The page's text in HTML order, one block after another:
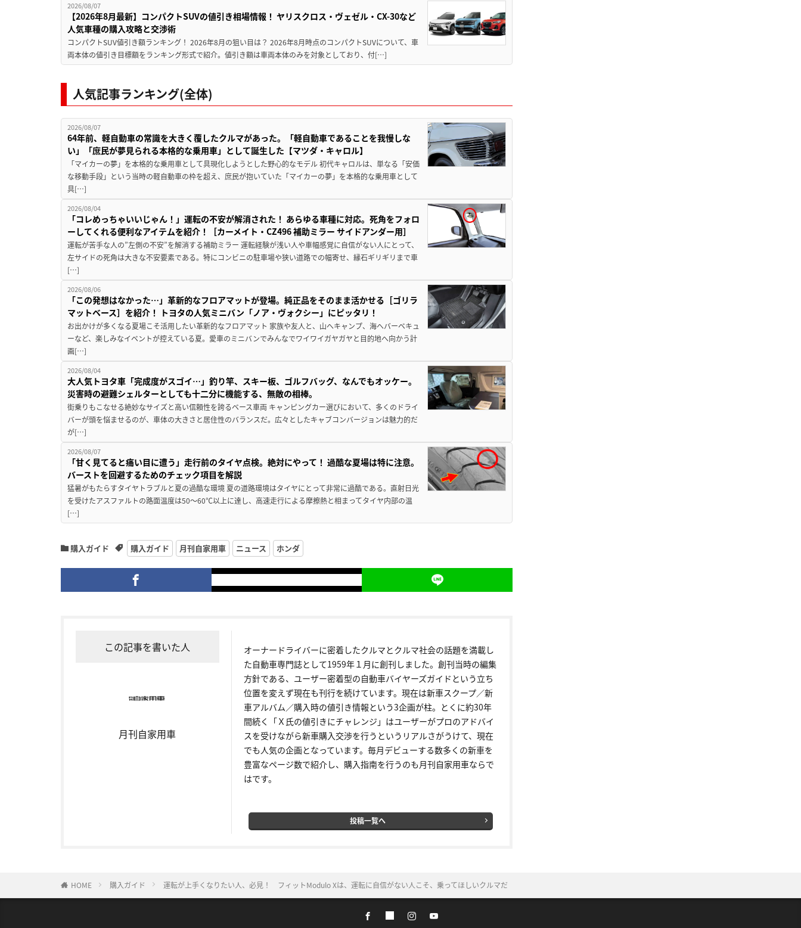
2026/08/07
【2026年8月最新】コンパクトSUVの値引き相場情報！ ヤリスクロス・ヴェゼル・CX-30など
人気車種の購入攻略と交渉術
コンパクトSUV値引き額ランキング！ 2026年8月の狙い目は？ 2026年8月時点のコンパクトSUVについて、車
両本体の値引き目標額をランキング形式で紹介。値引き額は車両本体のみを対象としており、付[…]
人気記事ランキング(全体)
2026/08/07
64年前、軽自動車の常識を大きく覆したクルマがあった。「軽自動車であることを我慢しな
い」「庶民が夢見られる本格的な乗用車」として誕生した【マツダ・キャロル】
「マイカーの夢」を本格的な乗用車として具現化しようとした野心的なモデル 初代キャロルは、単なる「安価
な移動手段」という当時の軽自動車の枠を超え、庶民が抱いていた「マイカーの夢」を本格的な乗用車として
具[…]
2026/08/04
「コレめっちゃいいじゃん！」運転の不安が解消された！ あらゆる車種に対応。死角をフォロ
ーしてくれる便利なアイテムを紹介！［カーメイト・CZ496 補助ミラー サイドアンダー用］
運転が苦手な人の”左側の不安”を解消する補助ミラー 運転経験が浅い人や車幅感覚に自信がない人にとって、
左サイドの死角は大きな不安要素である。特にコンビニの駐車場や狭い道路での幅寄せ、縁石ギリギリまで車
[…]
2026/08/06
「この発想はなかった…」革新的なフロアマットが登場。純正品をそのまま活かせる［ゴリラ
マットベース］を紹介！ トヨタの人気ミニバン「ノア・ヴォクシー」にピッタリ！
お出かけが多くなる夏場こそ活用したい革新的なフロアマット 家族や友人と、山へキャンプ、海へバーベキュ
ーなど、楽しみなイベントが控えている夏。愛車のミニバンでみんなでワイワイガヤガヤと目的地へ向かう計
画[…]
2026/08/04
大人気トヨタ車「完成度がスゴイ…」釣り竿、スキー板、ゴルフバッグ、なんでもオッケー。
災害時の避難シェルターとしても十二分に機能する、無敵の相棒。
街乗りもこなせる絶妙なサイズと高い信頼性を誇るベース車両 キャンピングカー選びにおいて、多くのドライ
バーが頭を悩ませるのが、車体の大きさと居住性のバランスだ。広々としたキャブコンバージョンは魅力的だ
が[…]
2026/08/07
「甘く見てると痛い目に遭う」走行前のタイヤ点検。絶対にやって！ 過酷な夏場は特に注意。
バーストを回避するためのチェック項目を解説
猛暑がもたらすタイヤトラブルと夏の過酷な環境 夏の道路環境はタイヤにとって非常に過酷である。直射日光
を受けたアスファルトの路面温度は50〜60℃以上に達し、高速走行による摩擦熱と相まってタイヤ内部の温
[…]
購入ガイド 購入ガイド 月刊自家用車 ニュース ホンダ
この記事を書いた人
月刊自家用車
オーナードライバーに密着したクルマとクルマ社会の話題を満載し
た自動車専門誌として1959年１月に創刊しました。創刊当時の編集
方針である、ユーザー密着型の自動車バイヤーズガイドという立ち
位置を変えず現在も刊行を続けています。現在は新車スクープ／新
車アルバム／購入時の値引き情報という3企画が柱。とくに約30年
間続く「Ｘ氏の値引きにチャレンジ」はユーザーがプロのアドバイ
スを受けながら新車購入交渉を行うというリアルさがうけて、現在
でも人気の企画となっています。毎月デビューする数多くの新車を
豊富なページ数で紹介し、購入指南を行うのも月刊自家用車ならで
はです。
投稿一覧へ
HOME 購入ガイド 運転が上手くなりたい人、必見！ フィットModulo Xは、運転に自信がない人こそ、乗ってほしいクルマだ